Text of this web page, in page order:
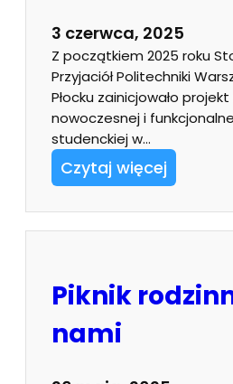
3 czerwca, 2025
Z początkiem 2025 roku
Przyjaciół Politechniki
Płocku zainicjowało
nowoczesnej i
studenckiej w…
Czytaj więcej
Piknik
nami